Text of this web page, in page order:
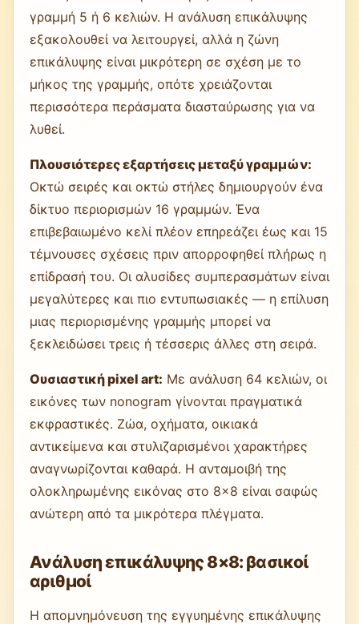
γραμμή 5 ή 6 κελιών. Η ανάλυση επικάλυψης
εξακολουθεί να λειτουργεί, αλλά η ζώνη
επικάλυψης είναι μικρότερη σε σχέση με το
μήκος της γραμμής, οπότε χρειάζονται
περισσότερα περάσματα διασταύρωσης για να
λυθεί.
Πλουσιότερες εξαρτήσεις μεταξύ γραμμών:
Οκτώ σειρές και οκτώ στήλες δημιουργούν ένα
δίκτυο περιορισμών 16 γραμμών. Ένα
επιβεβαιωμένο κελί πλέον επηρεάζει έως και 15
τέμνουσες σχέσεις πριν απορροφηθεί πλήρως η
επίδρασή του. Οι αλυσίδες συμπερασμάτων είναι
μεγαλύτερες και πιο εντυπωσιακές — η επίλυση
μιας περιορισμένης γραμμής μπορεί να
ξεκλειδώσει τρεις ή τέσσερις άλλες στη σειρά.
Ουσιαστική pixel art: Με ανάλυση 64 κελιών, οι
εικόνες των nonogram γίνονται πραγματικά
εκφραστικές. Ζώα, οχήματα, οικιακά
αντικείμενα και στυλιζαρισμένοι χαρακτήρες
αναγνωρίζονται καθαρά. Η ανταμοιβή της
ολοκληρωμένης εικόνας στο 8×8 είναι σαφώς
ανώτερη από τα μικρότερα πλέγματα.
Ανάλυση επικάλυψης 8×8: βασικοί
αριθμοί
Η απομνημόνευση της εγγυημένης επικάλυψης